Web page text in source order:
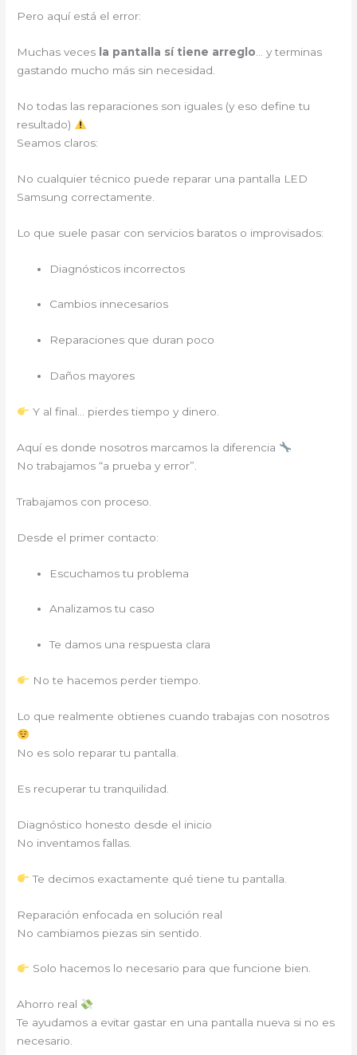
Pero aquí está el error:
Muchas veces la pantalla sí tiene arreglo … y terminas
gastando mucho más sin necesidad.
No todas las reparaciones son iguales (y eso define tu
resultado)
Seamos claros:
No cualquier técnico puede reparar una pantalla LED
Samsung correctamente.
Lo que suele pasar con servicios baratos o improvisados:
Diagnósticos incorrectos
Cambios innecesarios
Reparaciones que duran poco
Daños mayores
Y al final… pierdes tiempo y dinero.
Aquí es donde nosotros marcamos la diferencia
No trabajamos “a prueba y error”.
Trabajamos con proceso.
Desde el primer contacto:
Escuchamos tu problema
Analizamos tu caso
Te damos una respuesta clara
No te hacemos perder tiempo.
Lo que realmente obtienes cuando trabajas con nosotros
No es solo reparar tu pantalla.
Es recuperar tu tranquilidad.
Diagnóstico honesto desde el inicio
No inventamos fallas.
Te decimos exactamente qué tiene tu pantalla.
Reparación enfocada en solución real
No cambiamos piezas sin sentido.
Solo hacemos lo necesario para que funcione bien.
Ahorro real
Te ayudamos a evitar gastar en una pantalla nueva si no es
necesario.